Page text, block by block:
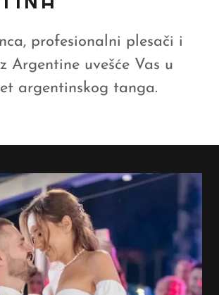
profesionalni plesači i
Argentine uvešće Vas u
argentinskog tanga.